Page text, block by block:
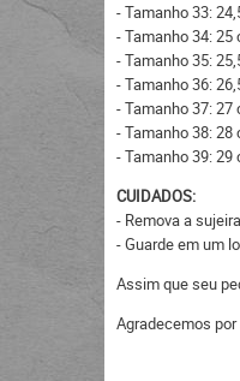
- Tamanho 33:
- Tamanho 34: 25
- Tamanho 35:
- Tamanho 36:
- Tamanho 37: 27
- Tamanho 38: 28
- Tamanho 39: 29
CUIDADOS:
- Remova a
- Guarde em um
Assim que seu
Agradecemos